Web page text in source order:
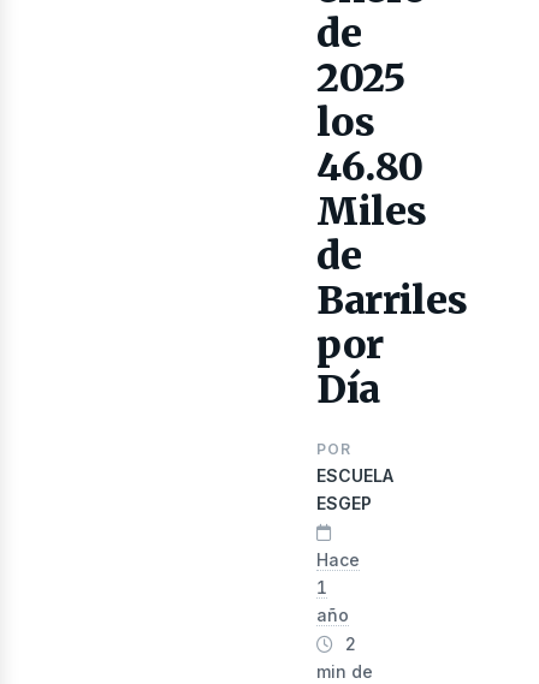
de
2025
los
46.80
Miles
de
Barriles
por
Día
POR
ESCUELA
ESGEP
Hace
1
año
2
min de